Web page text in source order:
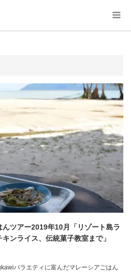
んツアー2019年10月「リゾート島ラ
ンライス、伝統菓子教室まで」
バラエティに富んだマレーシアごはん